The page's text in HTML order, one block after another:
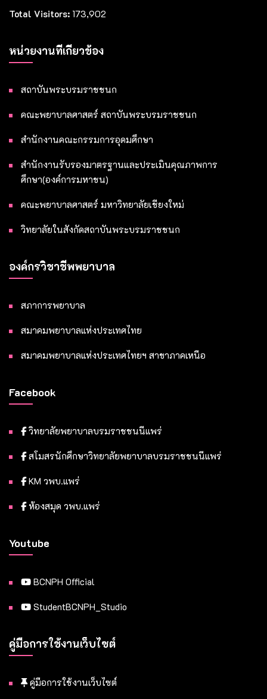
Total Visitors: 173,902
หน่วยงานที่เกี่ยวข้อง
สถาบันพระบรมราชชนก
คณะพยาบาลศาสตร์ สถาบันพระบรมราชชนก
สำนักงานคณะกรรมการอุดมศึกษา
สำนักงานรับรองมาตรฐานและประเมินคุณภาพการ
ศึกษา(องค์การมหาชน)
คณะพยาบาลศาสตร์ มหาวิทยาลัยเชียงใหม่
วิทยาลัยในสังกัดสถาบันพระบรมราชชนก
องค์กรวิชาชีพพยาบาล
สภาการพยาบาล
สมาคมพยาบาลแห่งประเทศไทย
สมาคมพยาบาลแห่งประเทศไทยฯ สาขาภาคเหนือ
Facebook
วิทยาลัยพยาบาลบรมราชชนนีแพร่
สโมสรนักศึกษาวิทยาลัยพยาบาลบรมราชชนนีแพร่
KM วพบ.แพร่
ห้องสมุด วพบ.แพร่
Youtube
BCNPH Official
StudentBCNPH_Studio
คู่มือการใช้งานเว็บไซต์
คู่มือการใช้งานเว็บไซต์